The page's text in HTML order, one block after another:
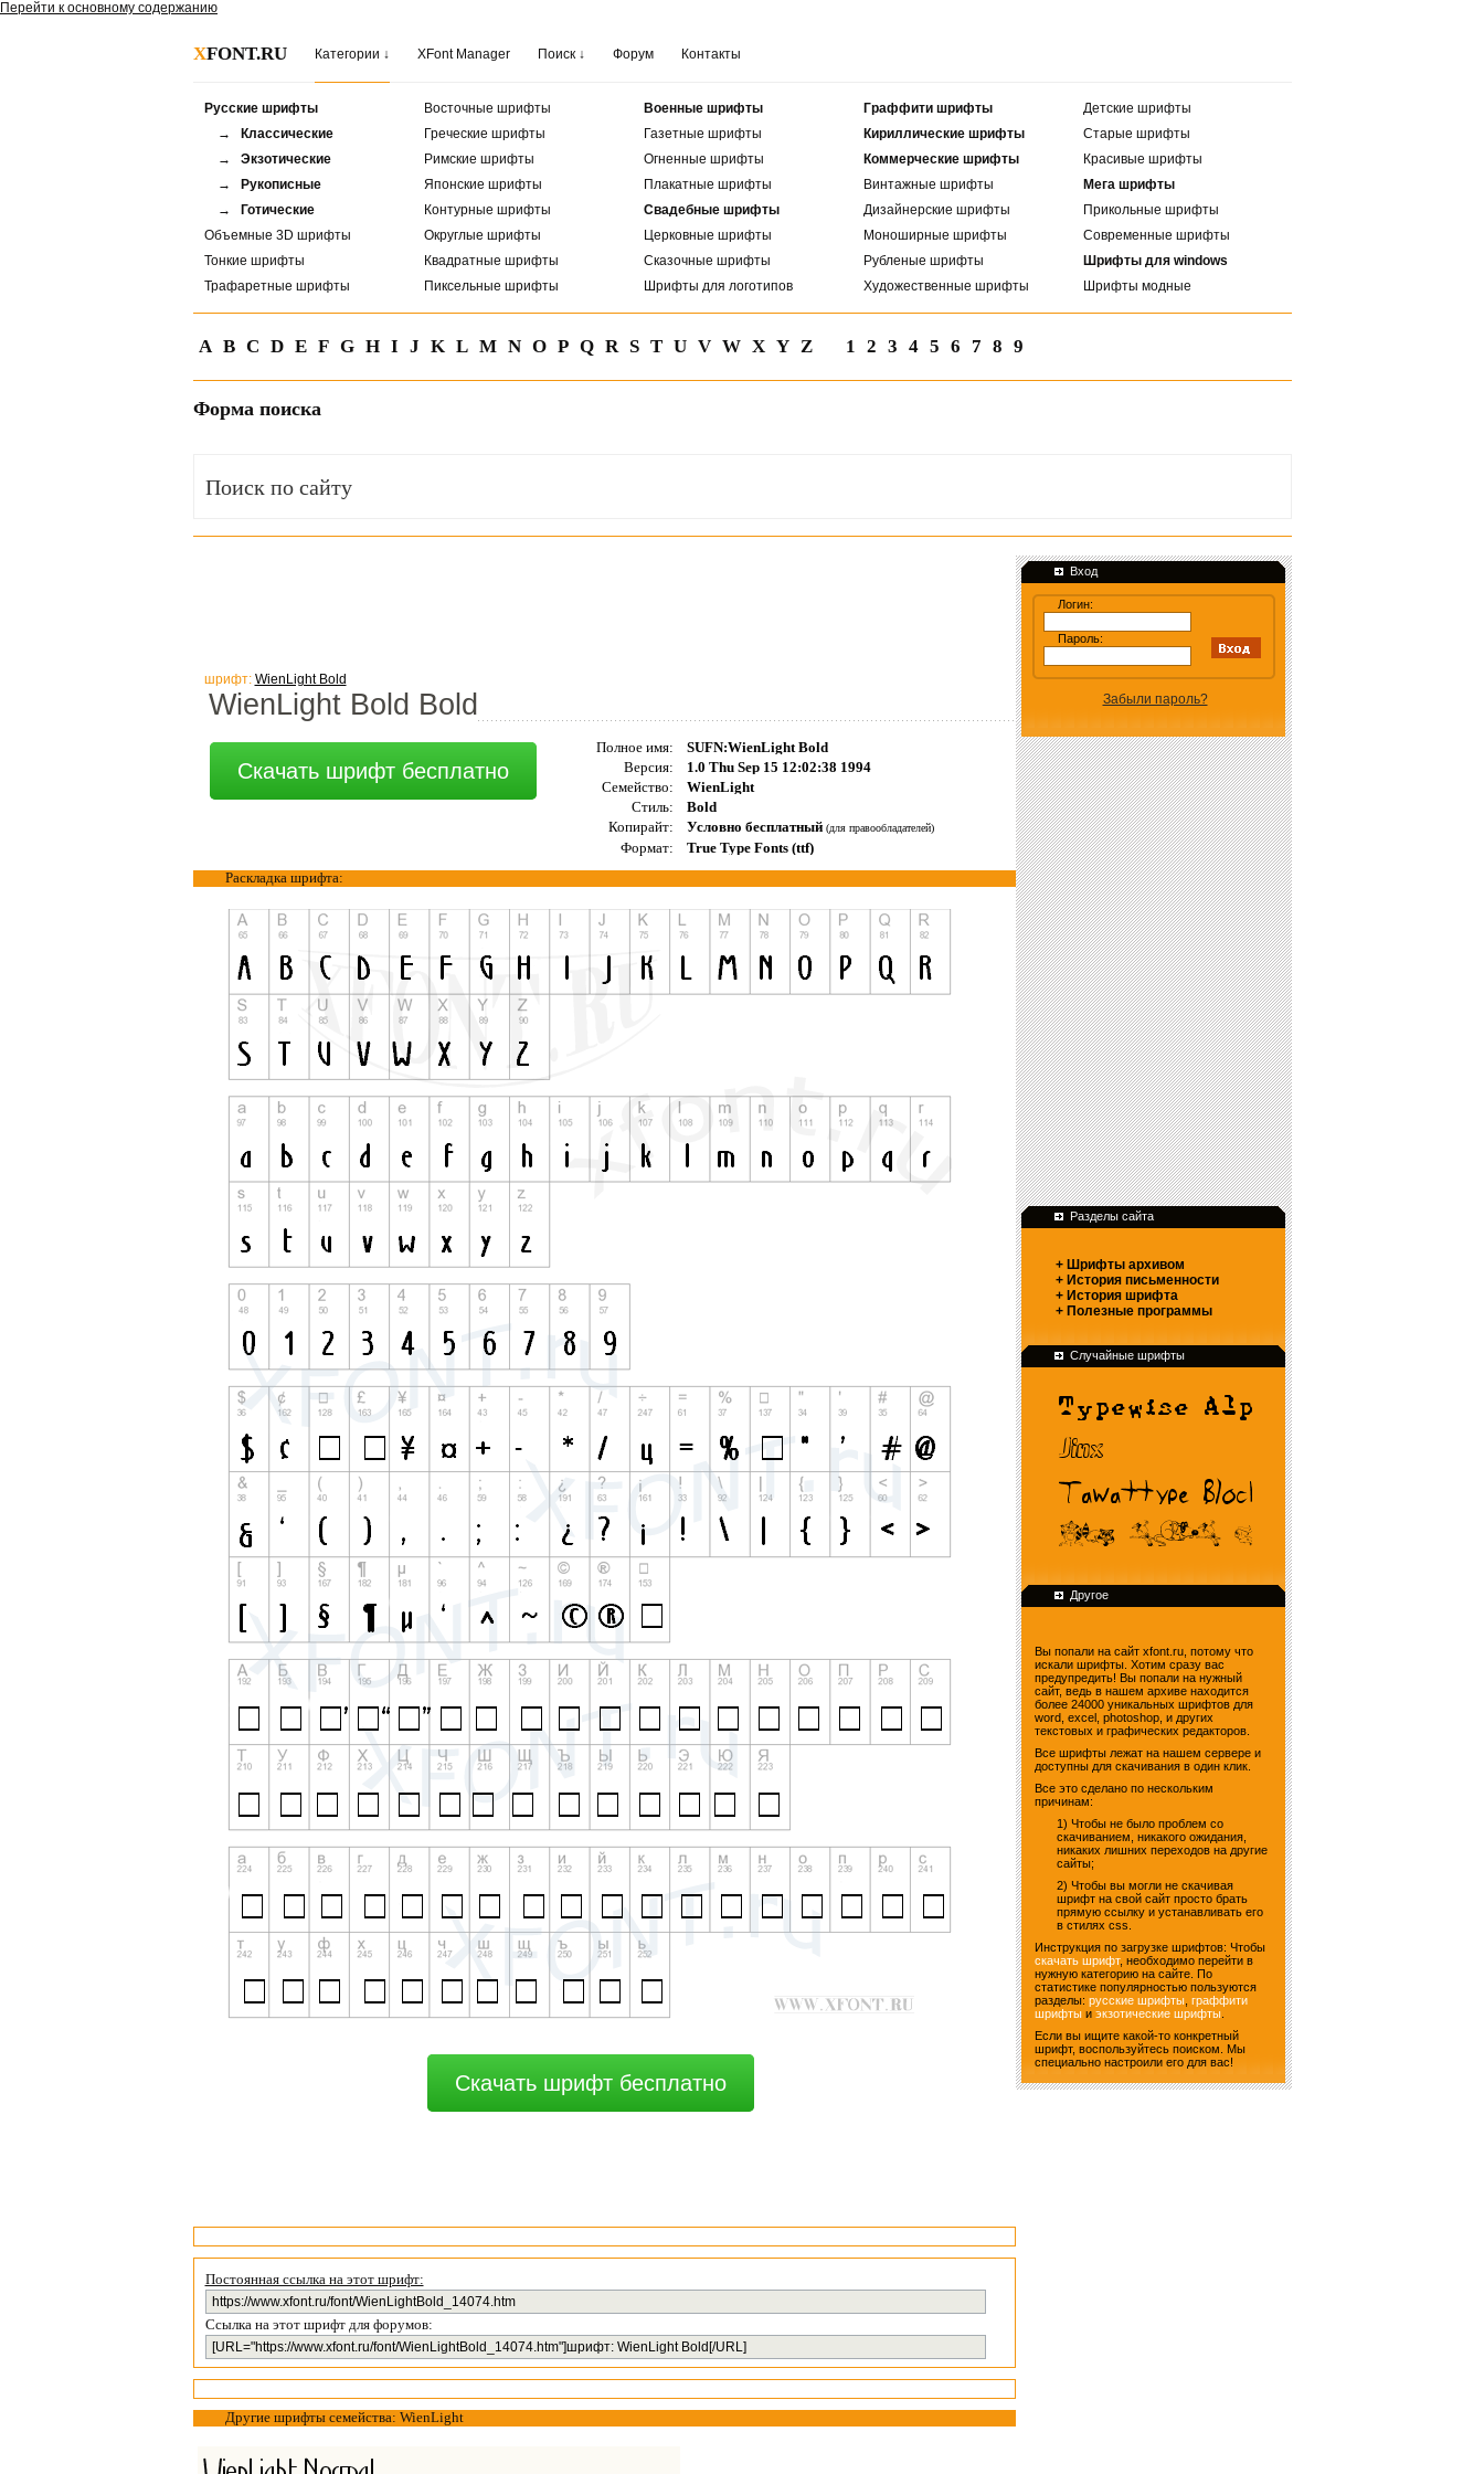
Перейти к основному содержанию
XFONT.RU Категории ↓ XFont Manager Поиск ↓ Форум Контакты
Русские шрифты
→ Классические
→ Экзотические
→ Рукописные
→ Готические
Объемные 3D шрифты
Тонкие шрифты
Трафаретные шрифты
Восточные шрифты
Греческие шрифты
Римские шрифты
Японские шрифты
Контурные шрифты
Округлые шрифты
Квадратные шрифты
Пиксельные шрифты
Военные шрифты
Газетные шрифты
Огненные шрифты
Плакатные шрифты
Свадебные шрифты
Церковные шрифты
Сказочные шрифты
Шрифты для логотипов
Граффити шрифты
Кириллические шрифты
Коммерческие шрифты
Винтажные шрифты
Дизайнерские шрифты
Моноширные шрифты
Рубленые шрифты
Художественные шрифты
Детские шрифты
Старые шрифты
Красивые шрифты
Мега шрифты
Прикольные шрифты
Современные шрифты
Шрифты для windows
Шрифты модные
A B C D E F G H I J K L M N O P Q R S T U V W X Y Z 1 2 3 4 5 6 7 8 9
Форма поиска
шрифт: WienLight Bold
WienLight Bold Bold
Скачать шрифт бесплатно
Полное имя:
SUFN:WienLight Bold
Версия:
1.0 Thu Sep 15 12:02:38 1994
Семейство:
WienLight
Стиль:
Bold
Копирайт:
Условно бесплатный (для правообладателей)
Формат:
True Type Fonts (ttf)
Раскладка шрифта:
Скачать шрифт бесплатно
Постоянная ссылка на этот шрифт:
Ссылка на этот шрифт для форумов:
Другие шрифты семейства: WienLight
Вход
Логин:
Пароль:
Забыли пароль?
Разделы сайта
+ Шрифты архивом
+ История письменности
+ История шрифта
+ Полезные программы
Случайные шрифты
Другое
Вы попали на сайт xfont.ru, потому что
искали шрифты. Хотим сразу вас
предупредить! Вы попали на нужный
сайт, ведь в нашем архиве находится
более 24000 уникальных шрифтов для
word, excel, photoshop, и других
текстовых и графических редакторов.
Все шрифты лежат на нашем сервере и
доступны для скачивания в один клик.
Все это сделано по нескольким
причинам:
1) Чтобы не было проблем со
скачиванием, никакого ожидания,
никаких лишних переходов на другие
сайты;
2) Чтобы вы могли не скачивая
шрифт на свой сайт просто брать
прямую ссылку и устанавливать его
в стилях css.
Инструкция по загрузке шрифтов: Чтобы
скачать шрифт, необходимо перейти в
нужную категорию на сайте. По
статистике популярностью пользуются
разделы: русские шрифты, граффити
шрифтыи экзотические шрифты.
Если вы ищите какой-то конкретный
шрифт, воспользуйтесь поиском. Мы
специально настроили его для вас!